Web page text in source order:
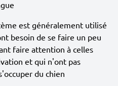
est généralement utilisé
besoin de se faire un peu
faire attention à celles
et qui n'ont pas
du chien